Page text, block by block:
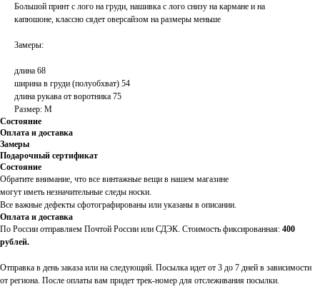
Большой принт с лого на груди, нашивка с лого снизу на кармане и на
капюшоне, классно сядет оверсайзом на размеры меньше
Замеры:
длина 68
ширина в груди (полуобхват) 54
длина рукава от воротника 75
Размер: M
Состояние
Оплата и доставка
Замеры
Подарочный сертификат
Состояние
Обратите внимание, что все винтажные вещи в нашем магазине
могут иметь незначительные следы носки.
Все важные дефекты сфотографированы или указаны в описании.
Оплата и доставка
По России отправляем Почтой России или СДЭК. Стоимость фиксированная: 400
рублей.
Отправка в день заказа или на следующий. Посылка идет от 3 до 7 дней в зависимости
от региона. После оплаты вам придет трек-номер для отслеживания посылки.